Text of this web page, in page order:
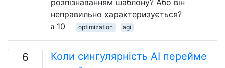
розпізнаванням шаблону? Або він
неправильно характеризується?
10
optimization agi
6
Коли сингулярність AI перейме